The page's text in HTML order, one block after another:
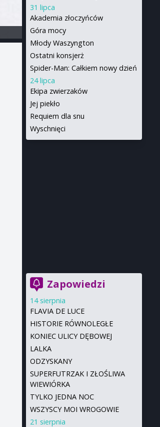
31 lipca
Akademia złoczyńców
Góra mocy
Młody Waszyngton
Ostatni konsjerż
Spider-Man: Całkiem nowy dzień
24 lipca
Ekipa zwierzaków
Jej piekło
Requiem dla snu
Wyschnięci
Zapowiedzi
14 sierpnia
FLAVIA DE LUCE
HISTORIE RÓWNOLEGŁE
KONIEC ULICY DĘBOWEJ
LALKA
ODZYSKANY
SUPERFUTRZAK I ZŁOŚLIWA
WIEWIÓRKA
TYLKO JEDNA NOC
WSZYSCY MOI WROGOWIE
21 sierpnia